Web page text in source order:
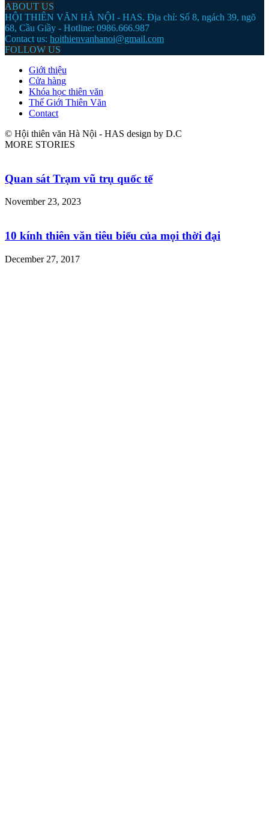
ABOUT US
HỘI THIÊN VĂN HÀ NỘI - HAS. Địa chỉ: Số 8, ngách 39, ngõ
68, Cầu Giầy - Hotline: 0986.666.987
Contact us: hoithienvanhanoi@gmail.com
FOLLOW US
Giới thiệu
Cửa hàng
Khóa học thiên văn
Thế Giới Thiên Văn
Contact
© Hội thiên văn Hà Nội - HAS design by D.C
MORE STORIES
Quan sát Trạm vũ trụ quốc tế
November 23, 2023
10 kính thiên văn tiêu biểu của mọi thời đại
December 27, 2017